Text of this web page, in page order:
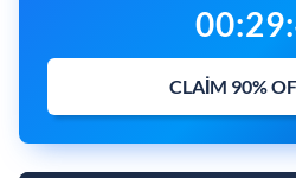
00:29:
CLAIM 90%